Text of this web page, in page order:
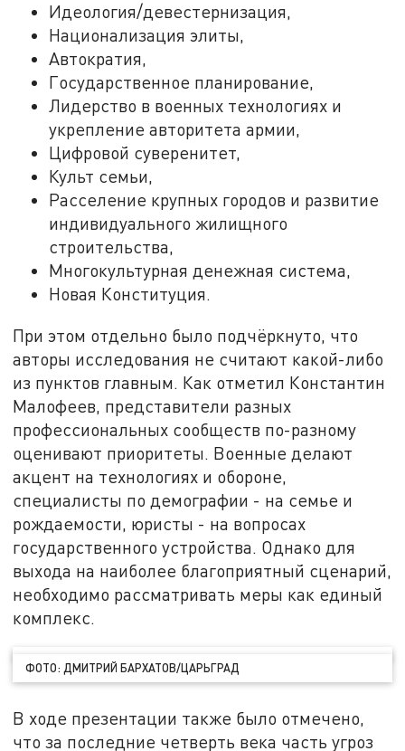
Идеология/девестернизация,
Национализация элиты,
Автократия,
Государственное планирование,
Лидерство в военных технологиях и
укрепление авторитета армии,
Цифровой суверенитет,
Культ семьи,
Расселение крупных городов и развитие
индивидуального жилищного
строительства,
Многокультурная денежная система,
Новая Конституция.
При этом отдельно было подчёркнуто, что
авторы исследования не считают какой-либо
из пунктов главным. Как отметил Константин
Малофеев, представители разных
профессиональных сообществ по-разному
оценивают приоритеты. Военные делают
акцент на технологиях и обороне,
специалисты по демографии - на семье и
рождаемости, юристы - на вопросах
государственного устройства. Однако для
выхода на наиболее благоприятный сценарий,
необходимо рассматривать меры как единый
комплекс.
ФОТО: ДМИТРИЙ БАРХАТОВ/ЦАРЬГРАД
В ходе презентации также было отмечено,
что за последние четверть века часть угроз